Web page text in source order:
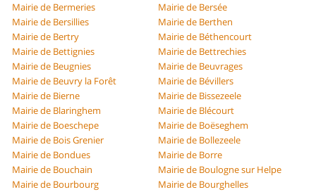
Mairie de Bermeries
Mairie de Bersée
Mairie de Bersillies
Mairie de Berthen
Mairie de Bertry
Mairie de Béthencourt
Mairie de Bettignies
Mairie de Bettrechies
Mairie de Beugnies
Mairie de Beuvrages
Mairie de Beuvry la Forêt
Mairie de Bévillers
Mairie de Bierne
Mairie de Bissezeele
Mairie de Blaringhem
Mairie de Blécourt
Mairie de Boeschepe
Mairie de Boëseghem
Mairie de Bois Grenier
Mairie de Bollezeele
Mairie de Bondues
Mairie de Borre
Mairie de Bouchain
Mairie de Boulogne sur Helpe
Mairie de Bourbourg
Mairie de Bourghelles